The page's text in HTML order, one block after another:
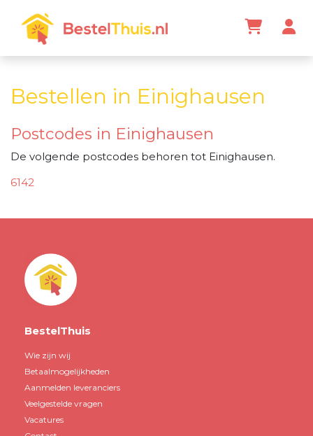
Bestellen in Einighausen
Postcodes in Einighausen
De volgende postcodes behoren tot Einighausen.
6142
BestelThuis
Wie zijn wij
Betaalmogelijkheden
Aanmelden leveranciers
Veelgestelde vragen
Vacatures